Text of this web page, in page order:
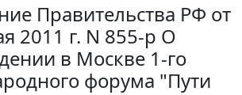
Правительства РФ от
2011 г. N 855-р О
в Москве 1-го
форума "Пути